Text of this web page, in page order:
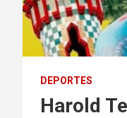
DEPORTES
Harold